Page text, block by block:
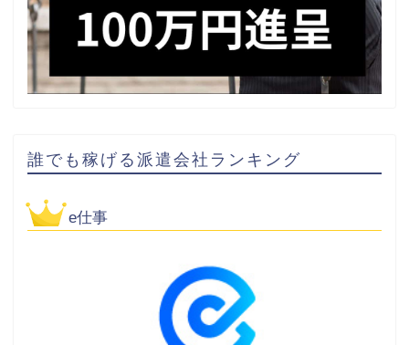
誰でも稼げる派遣会社ランキング
e仕事